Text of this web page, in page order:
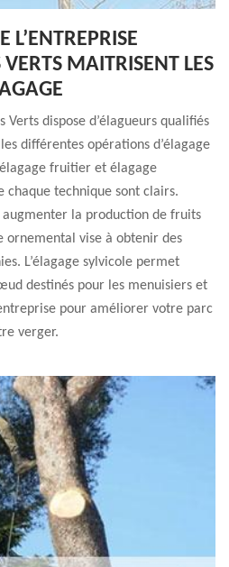
L’ENTREPRISE
VERTS MAITRISENT LES
Verts dispose d’élagueurs qualifiés
différentes opérations d’élagage
fruitier et élagage
chaque technique sont clairs.
augmenter la production de fruits
ornemental vise à obtenir des
L’élagage sylvicole permet
destinés pour les menuisiers et
pour améliorer votre parc
verger.